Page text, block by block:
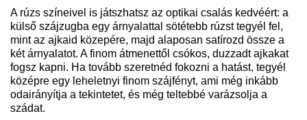
A rúzs színeivel is játszhatsz az optikai csalás kedvéért: a
külső szájzugba egy árnyalattal sötétebb rúzst tegyél fel,
mint az ajkaid közepére, majd alaposan satírozd össze a
két árnyalatot. A finom átmenettől csókos, duzzadt ajkakat
fogsz kapni. Ha tovább szeretnéd fokozni a hatást, tegyél
középre egy leheletnyi finom szájfényt, ami még inkább
odairányítja a tekintetet, és még teltebbé varázsolja a
szádat.